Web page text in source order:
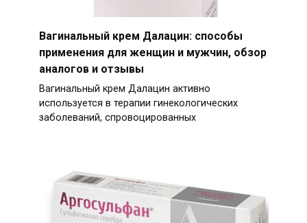
Вагинальный крем Далацин: способы
применения для женщин и мужчин, обзор
аналогов и отзывы
Вагинальный крем Далацин активно
используется в терапии гинекологических
заболеваний, спровоцированных